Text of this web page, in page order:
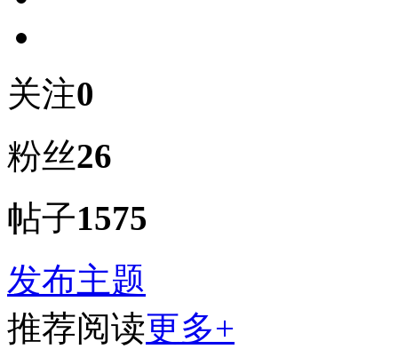
关注0
粉丝26
帖子1575
发布主题
推荐阅读更多+